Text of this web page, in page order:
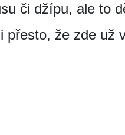
či džípu, ale to
přesto, že zde už